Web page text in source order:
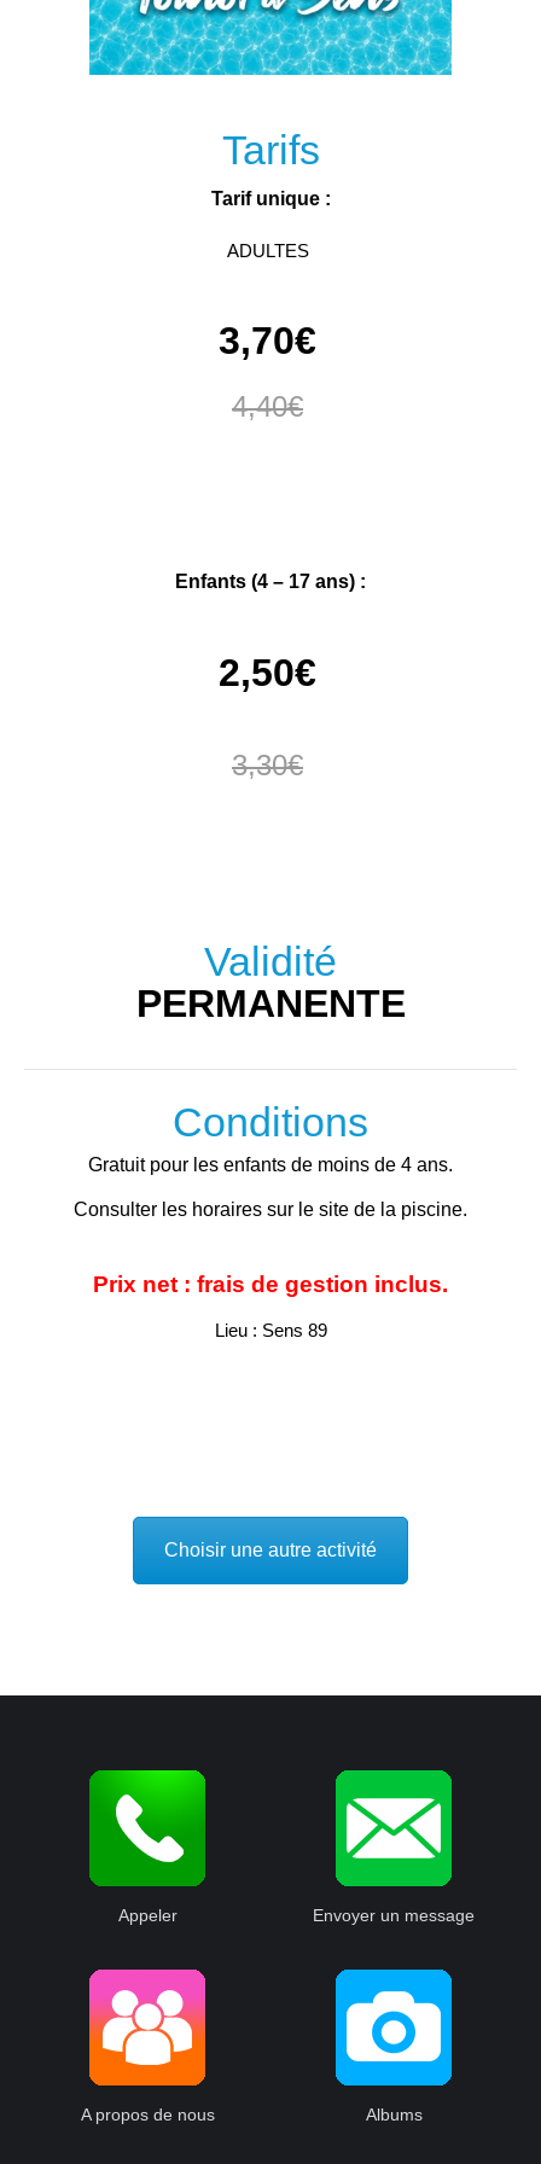
Tarifs
Tarif unique :
ADULTES
3,70€
4,40€
Enfants (4 – 17 ans) :
2,50€
3,30€
Validité
PERMANENTE
Conditions
Gratuit pour les enfants de moins de 4 ans.
Consulter les horaires sur le site de la piscine.
Prix net : frais de gestion inclus.
Lieu : Sens 89
Choisir une autre activité
Appeler Envoyer un message
A propos de nous Albums